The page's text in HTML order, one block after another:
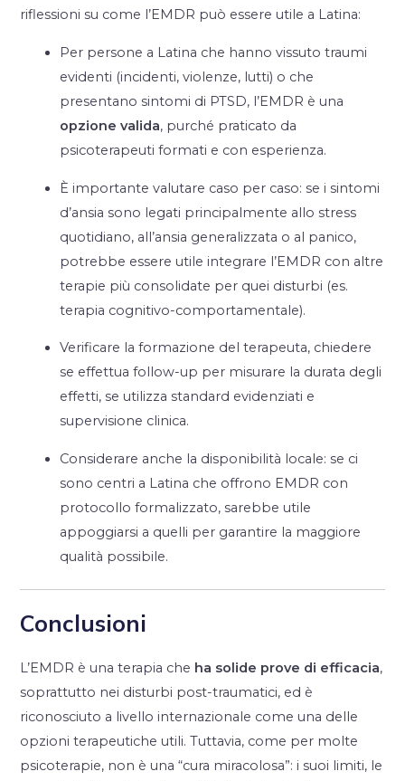
riflessioni su come l’EMDR può essere utile a Latina:
Per persone a Latina che hanno vissuto traumi
evidenti (incidenti, violenze, lutti) o che
presentano sintomi di PTSD, l’EMDR è una
opzione valida, purché praticato da
psicoterapeuti formati e con esperienza.
È importante valutare caso per caso: se i sintomi
d’ansia sono legati principalmente allo stress
quotidiano, all’ansia generalizzata o al panico,
potrebbe essere utile integrare l’EMDR con altre
terapie più consolidate per quei disturbi (es.
terapia cognitivo-comportamentale).
Verificare la formazione del terapeuta, chiedere
se effettua follow-up per misurare la durata degli
effetti, se utilizza standard evidenziati e
supervisione clinica.
Considerare anche la disponibilità locale: se ci
sono centri a Latina che offrono EMDR con
protocollo formalizzato, sarebbe utile
appoggiarsi a quelli per garantire la maggiore
qualità possibile.
Conclusioni
L’EMDR è una terapia che ha solide prove di efficacia,
soprattutto nei disturbi post-traumatici, ed è
riconosciuto a livello internazionale come una delle
opzioni terapeutiche utili. Tuttavia, come per molte
psicoterapie, non è una “cura miracolosa”: i suoi limiti, le